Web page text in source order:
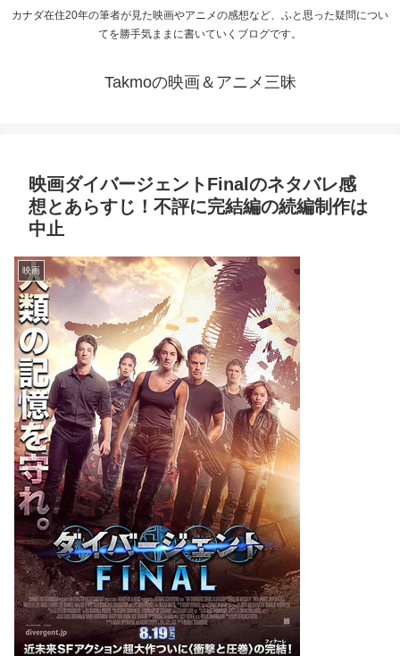
カナダ在住20年の筆者が見た映画やアニメの感想など、ふと思った疑問につい
てを勝手気ままに書いていくブログです。
Takmoの映画＆アニメ三昧
映画ダイバージェントFinalのネタバレ感
想とあらすじ！不評に完結編の続編制作は
中止
映画